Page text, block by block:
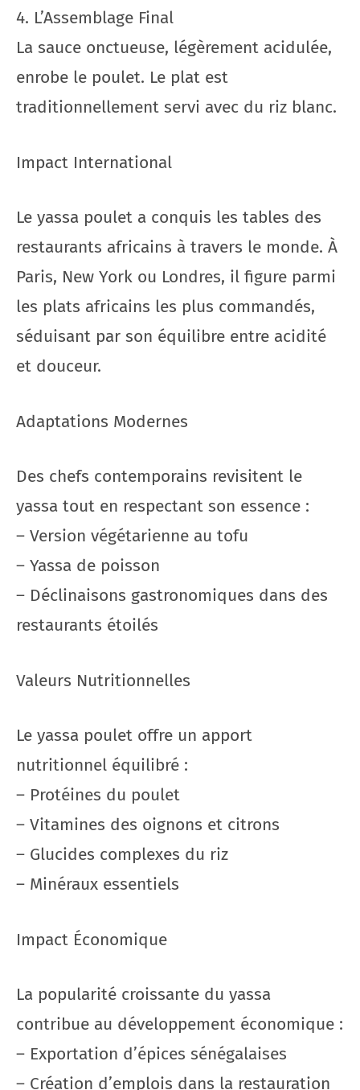
4. L’Assemblage Final
La sauce onctueuse, légèrement acidulée,
enrobe le poulet. Le plat est
traditionnellement servi avec du riz blanc.
Impact International
Le yassa poulet a conquis les tables des
restaurants africains à travers le monde. À
Paris, New York ou Londres, il figure parmi
les plats africains les plus commandés,
séduisant par son équilibre entre acidité
et douceur.
Adaptations Modernes
Des chefs contemporains revisitent le
yassa tout en respectant son essence :
– Version végétarienne au tofu
– Yassa de poisson
– Déclinaisons gastronomiques dans des
restaurants étoilés
Valeurs Nutritionnelles
Le yassa poulet offre un apport
nutritionnel équilibré :
– Protéines du poulet
– Vitamines des oignons et citrons
– Glucides complexes du riz
– Minéraux essentiels
Impact Économique
La popularité croissante du yassa
contribue au développement économique :
– Exportation d’épices sénégalaises
– Création d’emplois dans la restauration